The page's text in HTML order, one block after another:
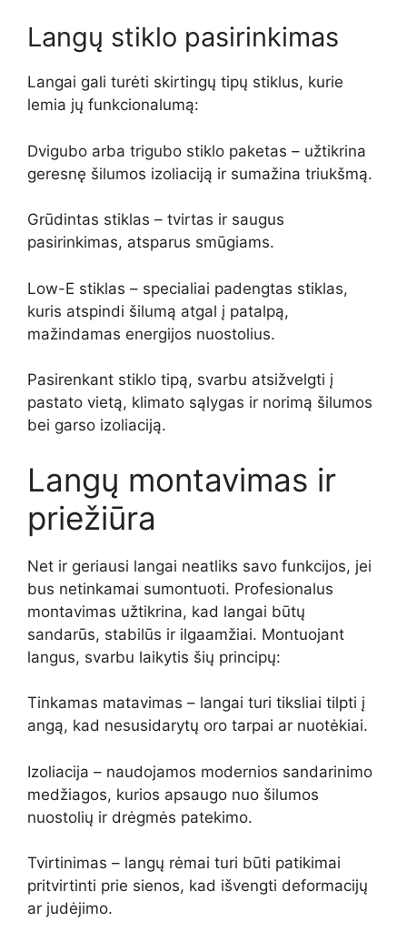
Langų stiklo pasirinkimas
Langai gali turėti skirtingų tipų stiklus, kurie
lemia jų funkcionalumą:
Dvigubo arba trigubo stiklo paketas – užtikrina
geresnę šilumos izoliaciją ir sumažina triukšmą.
Grūdintas stiklas – tvirtas ir saugus
pasirinkimas, atsparus smūgiams.
Low-E stiklas – specialiai padengtas stiklas,
kuris atspindi šilumą atgal į patalpą,
mažindamas energijos nuostolius.
Pasirenkant stiklo tipą, svarbu atsižvelgti į
pastato vietą, klimato sąlygas ir norimą šilumos
bei garso izoliaciją.
Langų montavimas ir
priežiūra
Net ir geriausi langai neatliks savo funkcijos, jei
bus netinkamai sumontuoti. Profesionalus
montavimas užtikrina, kad langai būtų
sandarūs, stabilūs ir ilgaamžiai. Montuojant
langus, svarbu laikytis šių principų:
Tinkamas matavimas – langai turi tiksliai tilpti į
angą, kad nesusidarytų oro tarpai ar nuotėkiai.
Izoliacija – naudojamos modernios sandarinimo
medžiagos, kurios apsaugo nuo šilumos
nuostolių ir drėgmės patekimo.
Tvirtinimas – langų rėmai turi būti patikimai
pritvirtinti prie sienos, kad išvengti deformacijų
ar judėjimo.